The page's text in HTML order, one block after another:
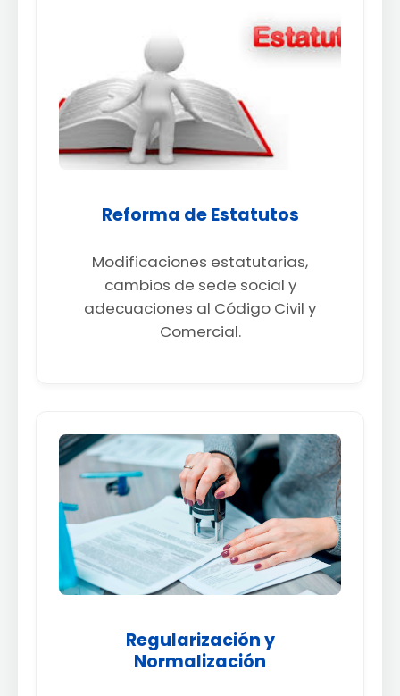
Reforma de Estatutos
Modificaciones estatutarias,
cambios de sede social y
adecuaciones al Código Civil y
Comercial.
Regularización y
Normalización